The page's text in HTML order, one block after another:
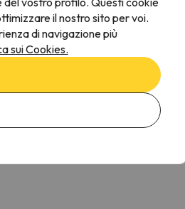
il nostro sito per voi.
di navigazione più
sui Cookies.